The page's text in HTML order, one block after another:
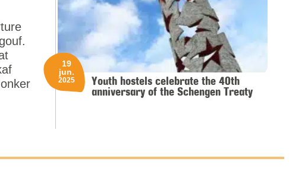
Youth hostels celebrate the 40th
anniversary of the Schengen Treaty
19
jun.
2025